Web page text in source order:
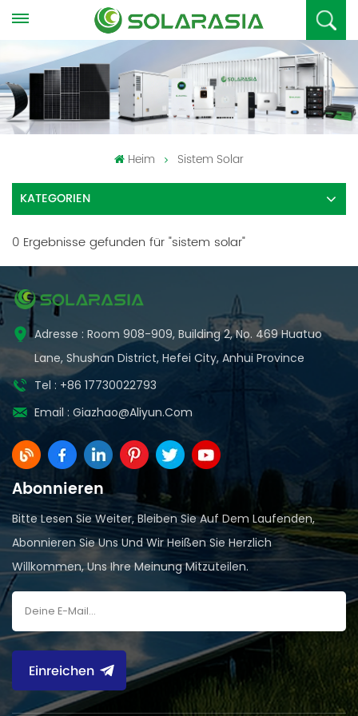
Heim Sistem Solar
KATEGORIEN
0 Ergebnisse gefunden für "sistem solar"
Adresse : Room 908-909, Building 2, No. 469 Huatuo
Lane, Shushan District, Hefei City, Anhui Province
Tel : +86 17730022793
Email : Giazhao@aliyun.com
Abonnieren
Bitte Lesen Sie Weiter, Bleiben Sie Auf Dem Laufenden,
Abonnieren Sie Uns Und Wir Heißen Sie Herzlich
Willkommen, Uns Ihre Meinung Mitzuteilen.
Einreichen